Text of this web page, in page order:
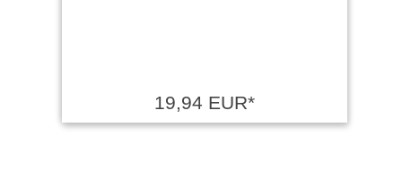
19,94 EUR*